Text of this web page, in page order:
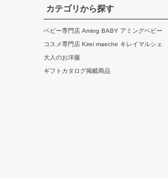
カテゴリから探す
ベビー専門店 Aming BABY アミングベビー
コスメ専門店 Kirei maeche キレイマルシェ
大人のお洋服
ギフトカタログ掲載商品